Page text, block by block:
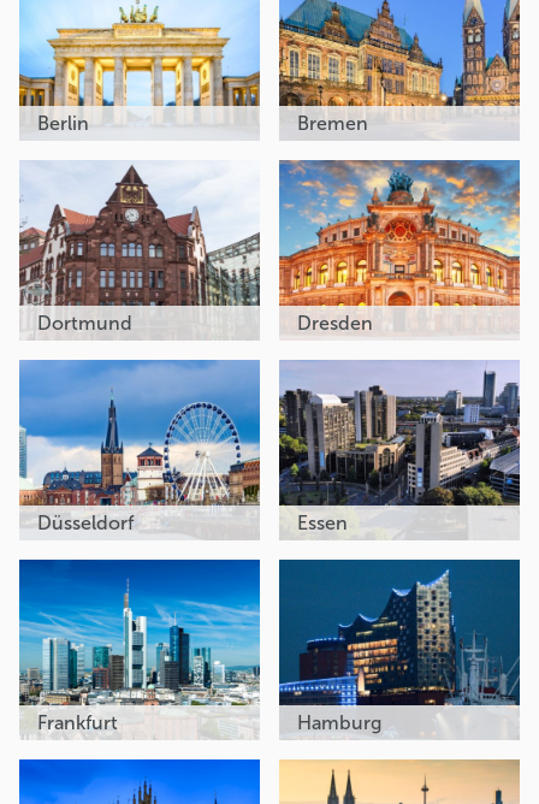
Berlin Bremen
Dortmund Dresden
Düsseldorf Essen
Frankfurt Hamburg